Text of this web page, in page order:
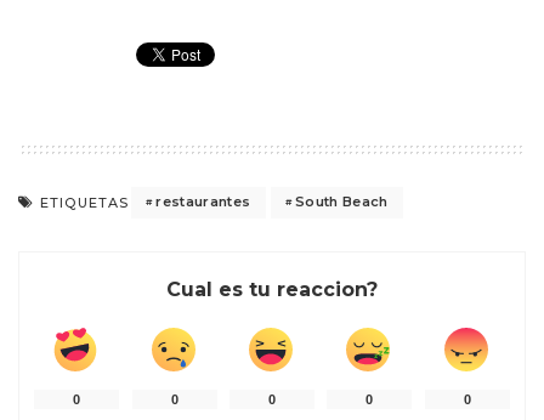
ETIQUETAS restaurantes South Beach
Cual es tu reaccion?
0 0 0 0 0